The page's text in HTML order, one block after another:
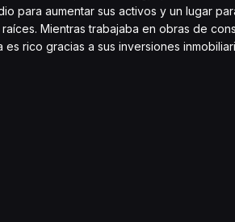
para aumentar sus activos y un lugar
Mientras trabajaba en obras de
rico gracias a sus inversiones